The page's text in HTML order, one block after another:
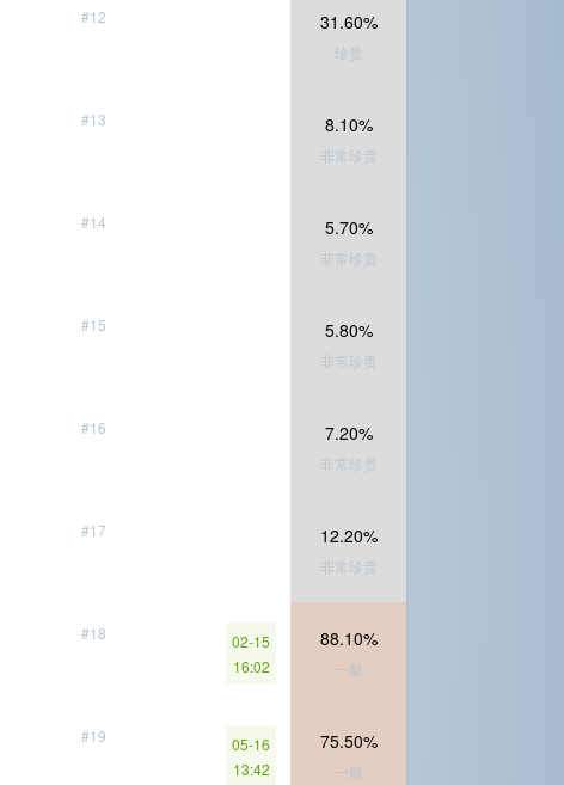
#12 31.60%
珍贵
#13 8.10%
非常珍贵
#14 5.70%
非常珍贵
#15 5.80%
非常珍贵
#16 7.20%
非常珍贵
#17 12.20%
非常珍贵
#18
02-15
16:02
88.10%
一般
#19
05-16
13:42
75.50%
一般